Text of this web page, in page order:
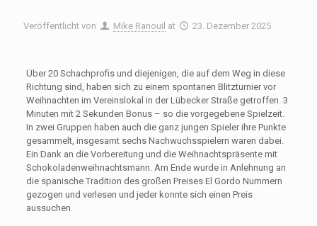
Veröffentlicht von Mike Ranouil at 23. Dezember 2025
Über 20 Schachprofis und diejenigen, die auf dem Weg in diese
Richtung sind, haben sich zu einem spontanen Blitzturnier vor
Weihnachten im Vereinslokal in der Lübecker Straße getroffen. 3
Minuten mit 2 Sekunden Bonus – so die vorgegebene Spielzeit.
In zwei Gruppen haben auch die ganz jungen Spieler ihre Punkte
gesammelt, insgesamt sechs Nachwuchsspielern waren dabei.
Ein Dank an die Vorbereitung und die Weihnachtspräsente mit
Schokoladenweihnachtsmann. Am Ende wurde in Anlehnung an
die spanische Tradition des großen Preises El Gordo Nummern
gezogen und verlesen und jeder konnte sich einen Preis
aussuchen.